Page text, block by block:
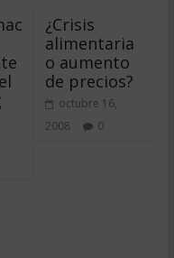
¿Crisis
alimentaria
o aumento
de precios?
octubre 16,
2008
0